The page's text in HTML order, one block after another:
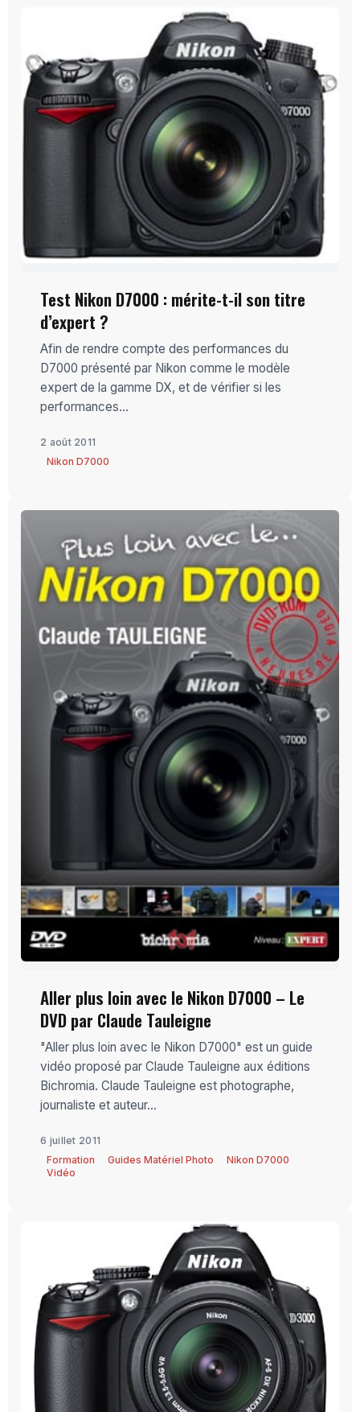
Test Nikon D7000 : mérite-t-il son titre
d’expert ?
Afin de rendre compte des performances du
D7000 présenté par Nikon comme le modèle
expert de la gamme DX, et de vérifier si les
performances...
2 août 2011
Nikon D7000
Aller plus loin avec le Nikon D7000 – Le
DVD par Claude Tauleigne
"Aller plus loin avec le Nikon D7000" est un guide
vidéo proposé par Claude Tauleigne aux éditions
Bichromia. Claude Tauleigne est photographe,
journaliste et auteur...
6 juillet 2011
Formation
Guides Matériel Photo
Nikon D7000
Vidéo